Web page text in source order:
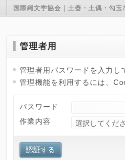
国際縄文学協会｜土器・土偶・勾
管理者用
管理者用パスワードを入力し
管理機能を利用するには、
パスワード
作業内容